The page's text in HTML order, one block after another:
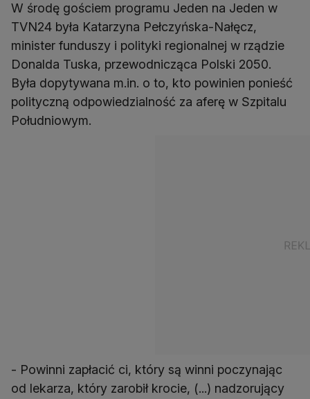
W środę gościem programu Jeden na Jeden w
TVN24 była Katarzyna Pełczyńska-Nałęcz,
minister funduszy i polityki regionalnej w rządzie
Donalda Tuska, przewodnicząca Polski 2050.
Była dopytywana m.in. o to, kto powinien ponieść
polityczną odpowiedzialność za aferę w Szpitalu
Południowym.
- Powinni zapłacić ci, który są winni poczynając
od lekarza, który zarobił krocie, (...) nadzorujący